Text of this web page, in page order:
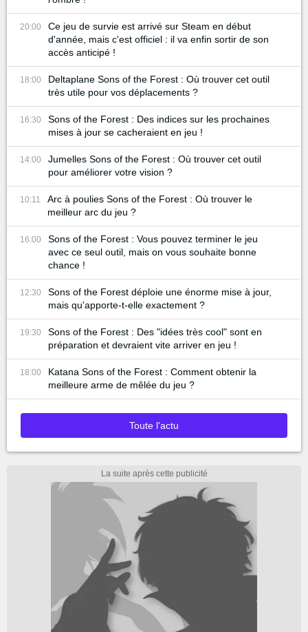
20:00
Ce jeu de survie est arrivé sur Steam en début
d'année, mais c'est officiel : il va enfin sortir de son
accès anticipé !
18:00
Deltaplane Sons of the Forest : Où trouver cet outil
très utile pour vos déplacements ?
16:30
Sons of the Forest : Des indices sur les prochaines
mises à jour se cacheraient en jeu !
14:00
Jumelles Sons of the Forest : Où trouver cet outil
pour améliorer votre vision ?
10:11
Arc à poulies Sons of the Forest : Où trouver le
meilleur arc du jeu ?
16:00
Sons of the Forest : Vous pouvez terminer le jeu
avec ce seul outil, mais on vous souhaite bonne
chance !
12:30
Sons of the Forest déploie une énorme mise à jour,
mais qu'apporte-t-elle exactement ?
19:30
Sons of the Forest : Des "idées très cool" sont en
préparation et devraient vite arriver en jeu !
18:00
Katana Sons of the Forest : Comment obtenir la
meilleure arme de mêlée du jeu ?
Toute l'actu